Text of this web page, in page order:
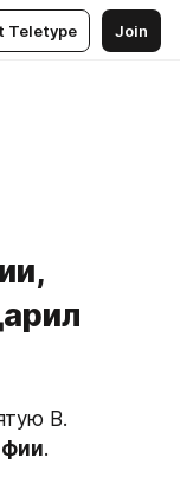
Teletype Join
В.
.